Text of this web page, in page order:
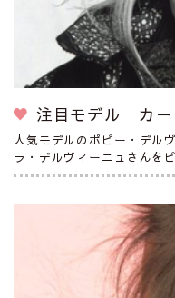
注目モデル カー
人気モデルのポピー・デル
ラ・デルヴィーニュさんを